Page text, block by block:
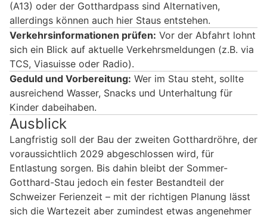
(A13) oder der Gotthardpass sind Alternativen,
allerdings können auch hier Staus entstehen.
Verkehrsinformationen prüfen: Vor der Abfahrt lohnt
sich ein Blick auf aktuelle Verkehrsmeldungen (z.B. via
TCS, Viasuisse oder Radio).
Geduld und Vorbereitung: Wer im Stau steht, sollte
ausreichend Wasser, Snacks und Unterhaltung für
Kinder dabeihaben.
Ausblick
Langfristig soll der Bau der zweiten Gotthardröhre, der
voraussichtlich 2029 abgeschlossen wird, für
Entlastung sorgen. Bis dahin bleibt der Sommer-
Gotthard-Stau jedoch ein fester Bestandteil der
Schweizer Ferienzeit – mit der richtigen Planung lässt
sich die Wartezeit aber zumindest etwas angenehmer